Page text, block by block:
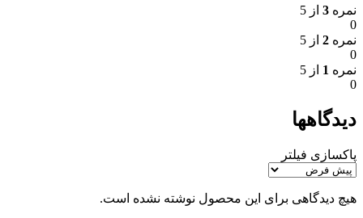
نمره 3 از 5
0
نمره 2 از 5
0
نمره 1 از 5
0
دیدگاهها
پاکسازی فیلتر
هیچ دیدگاهی برای این محصول نوشته نشده است.